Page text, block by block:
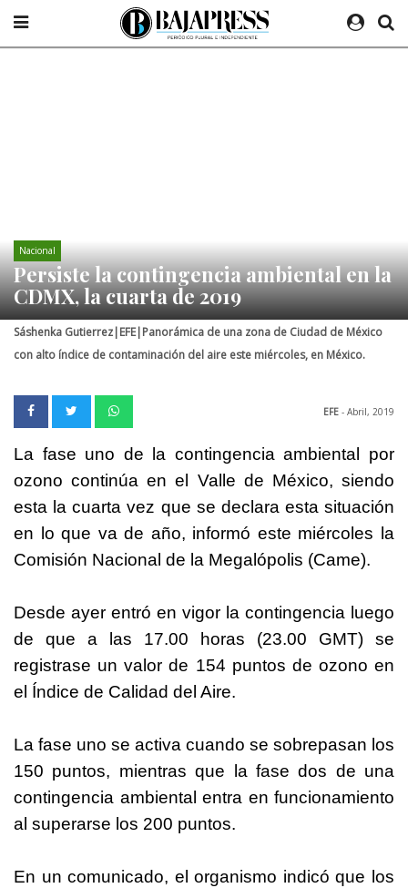
Nacional
Persiste la contingencia ambiental en la
CDMX, la cuarta de 2019
Sáshenka Gutierrez|EFE|Panorámica de una zona de Ciudad de México
con alto índice de contaminación del aire este miércoles, en México.
EFE - Abril, 2019
La fase uno de la contingencia ambiental por
ozono continúa en el Valle de México, siendo
esta la cuarta vez que se declara esta situación
en lo que va de año, informó este miércoles la
Comisión Nacional de la Megalópolis (Came).
Desde ayer entró en vigor la contingencia luego
de que a las 17.00 horas (23.00 GMT) se
registrase un valor de 154 puntos de ozono en
el Índice de Calidad del Aire.
La fase uno se activa cuando se sobrepasan los
150 puntos, mientras que la fase dos de una
contingencia ambiental entra en funcionamiento
al superarse los 200 puntos.
En un comunicado, el organismo indicó que los